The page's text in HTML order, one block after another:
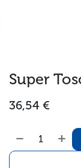
Super
36,54 €